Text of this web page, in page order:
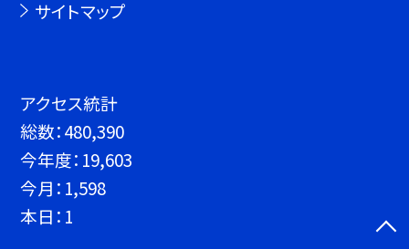
サイトマップ
アクセス統計
総数：480,390
今年度： 19,603
今月： 1,598
本日： 1